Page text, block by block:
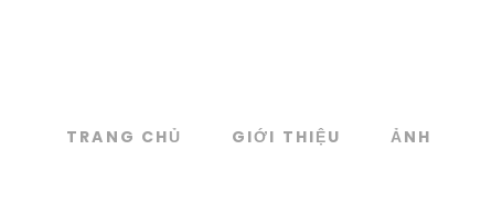
TRANG CHỦ GIỚI THIỆU ẢNH